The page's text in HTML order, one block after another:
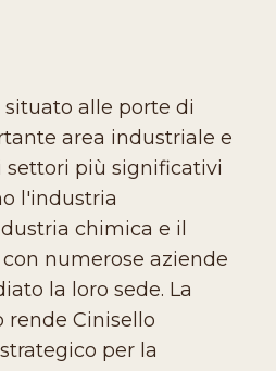
alle porte di
area industriale e
settori più significativi
l'industria
chimica e il
numerose aziende
la loro sede. La
rende Cinisello
per la